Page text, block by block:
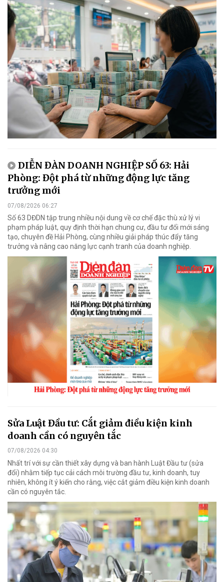
DIỄN ĐÀN DOANH NGHIỆP SỐ 63: Hải
Phòng: Đột phá từ những động lực tăng
trưởng mới
07/08/2026 06:27
Số 63 DĐDN tập trung nhiều nội dung về cơ chế đặc thù xử lý vi
phạm pháp luật, quy định thời hạn chung cư, đầu tư đổi mới sáng
tạo, chuyên đề Hải Phòng, cùng nhiều giải pháp thúc đẩy tăng
trưởng và nâng cao năng lực cạnh tranh của doanh nghiệp.
Sửa Luật Đầu tư: Cắt giảm điều kiện kinh
doanh cần có nguyên tắc
07/08/2026 04:30
Nhất trí với sự cần thiết xây dựng và ban hành Luật Đầu tư (sửa
đổi) nhằm tiếp tục cải cách môi trường đầu tư, kinh doanh, tuy
nhiên, không ít ý kiến cho rằng, việc cắt giảm điều kiện kinh doanh
cần có nguyên tắc.